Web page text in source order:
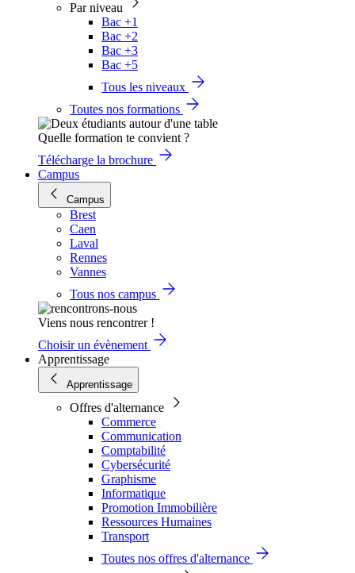
Par niveau
Bac +1
Bac +2
Bac +3
Bac +5
Tous les niveaux
Toutes nos formations
Quelle formation te convient ?
Télécharge la brochure
Campus
Campus
Brest
Caen
Laval
Rennes
Vannes
Tous nos campus
Viens nous rencontrer !
Choisir un évènement
Apprentissage
Apprentissage
Offres d'alternance
Commerce
Communication
Comptabilité
Cybersécurité
Graphisme
Informatique
Promotion Immobilière
Ressources Humaines
Transport
Toutes nos offres d'alternance